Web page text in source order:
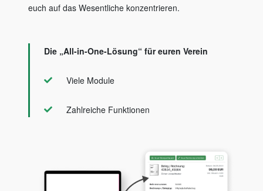
euch auf das Wesentliche konzentrieren.
Die „All-in-One-Lösung“ für euren Verein
Viele Module
Zahlreiche Funktionen